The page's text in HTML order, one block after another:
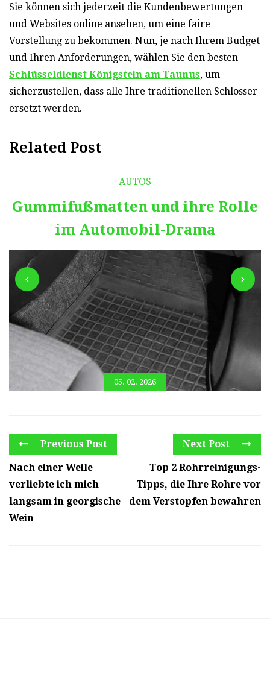
Sie können sich jederzeit die Kundenbewertungen
und Websites online ansehen, um eine faire
Vorstellung zu bekommen. Nun, je nach Ihrem Budget
und Ihren Anforderungen, wählen Sie den besten
Schlüsseldienst Königstein am Taunus, um
sicherzustellen, dass alle Ihre traditionellen Schlosser
ersetzt werden.
Related Post
AUTOS
Gummifußmatten und ihre Rolle
im Automobil-Drama
05. 02. 2026
Previous Post
Nach einer Weile
verliebte ich mich
langsam in georgische
Wein
Next Post
Top 2 Rohrreinigungs-
Tipps, die Ihre Rohre vor
dem Verstopfen bewahren